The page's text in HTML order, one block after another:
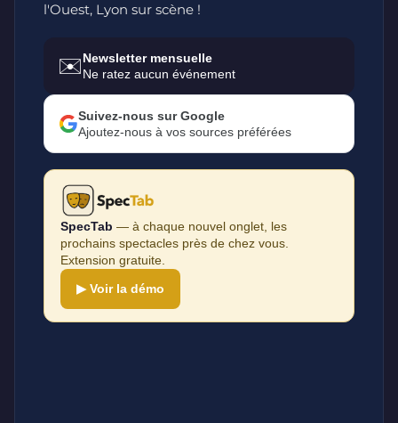
l'Ouest, Lyon sur scène !
✉️Newsletter mensuelle
Ne ratez aucun événement
Suivez-nous sur Google
Ajoutez-nous à vos sources préférées
SpecTab — à chaque nouvel onglet, les
prochains spectacles près de chez vous.
Extension gratuite.
▶ Voir la démo